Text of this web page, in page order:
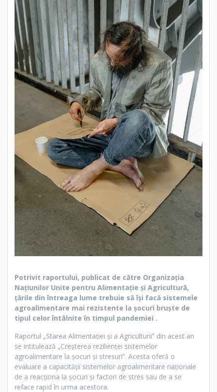
Potrivit raportului, publicat de către Organizația
Națiunilor Unite pentru Alimentație și Agricultură,
țările din întreaga lume trebuie să își facă sistemele
agroalimentare mai rezistente la șocuri bruște de
tipul celor întâlnite în timpul pandemiei .
Raportul „Starea Alimentației și a Agriculturii” din acest an
se intitulează „Creșterea rezilienței sistemelor
agroalimentare la șocuri și stresuri”. Acesta oferă o
evaluare a capacității sistemelor agroalimentare naționale
de a reacționa la șocuri și factori de stres sau de a se
reface rapid în urma acestora.